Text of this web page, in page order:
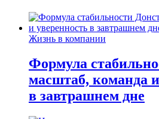
Жизнь в компании
Формула
масштаб, команда
в завтрашнем дне